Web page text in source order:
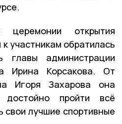
церемонии открытия
участникам обратилась
главы администрации
Ирина Корсакова. От
Игоря Захарова она
достойно пройти всё
свои лучшие спортивные